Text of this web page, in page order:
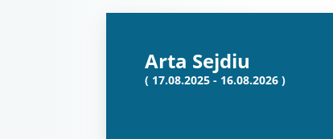
Arta Sejdiu
( 17.08.2025 - 16.08.2026 )